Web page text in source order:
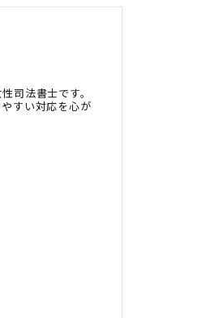
司法書士です。
すい対応を心が